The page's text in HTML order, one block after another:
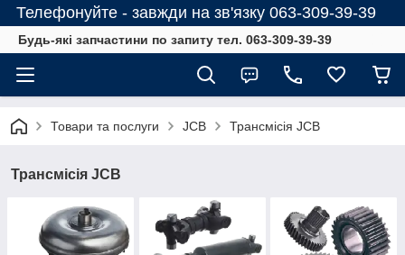
Телефонуйте - завжди на зв'язку 063-309-39-39
Будь-які запчастини по запиту тел. 063-309-39-39
Товари та послуги JCB Трансмісія JCB
Трансмісія JCB